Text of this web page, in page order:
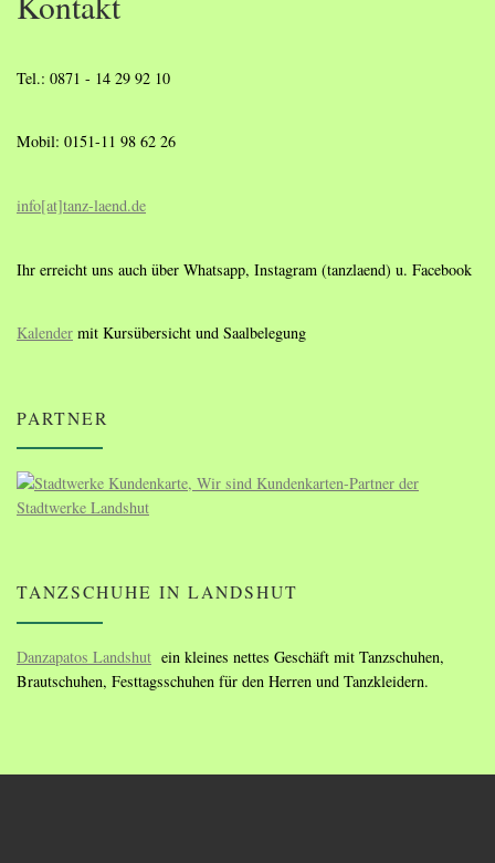
Tel.: 0871 - 14 29 92 10
Mobil: 0151-11 98 62 26
info[at]tanz-laend.de
Ihr erreicht uns auch über Whatsapp, Instagram (tanzlaend) u. Facebook
Kalender mit Kursübersicht und Saalbelegung
PARTNER
TANZSCHUHE IN LANDSHUT
Danzapatos Landshut ein kleines nettes Geschäft mit Tanzschuhen,
Brautschuhen, Festtagsschuhen für den Herren und Tanzkleidern.